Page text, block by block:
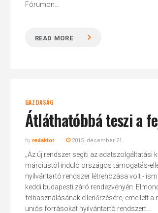
Fórumon...
READ MORE
GAZDASÁG
Átláthatóbbá teszi a
by redaktor 2015. december 21.
„Az új rendszer segíti az
márciustól induló országos támogatás-
nyilvántartó rendszer létrehozása volt -
keddi budapesti záró rendezvényén.
felhasználásának ellenőrzésére, emellett
uniós forrásokat nyilvántartó rendszert...